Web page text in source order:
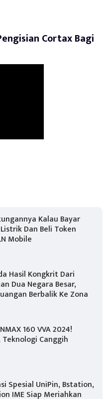
Cortax Bagi
Kalau Bayar
Dan Beli Token
Mobile
Hasil Kongkrit Dari
Dua Negara Besar,
Berbalik Ke Zona
160 VVA 2024!
Teknologi Canggih
Spesial UniPin, Bstation,
IME Siap Meriahkan